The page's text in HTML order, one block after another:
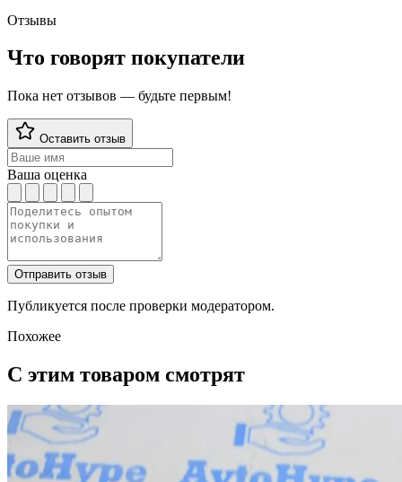
Отзывы
Что говорят покупатели
Пока нет отзывов — будьте первым!
Оставить отзыв
Ваша оценка
Отправить отзыв
Публикуется после проверки модератором.
Похожее
С этим товаром смотрят